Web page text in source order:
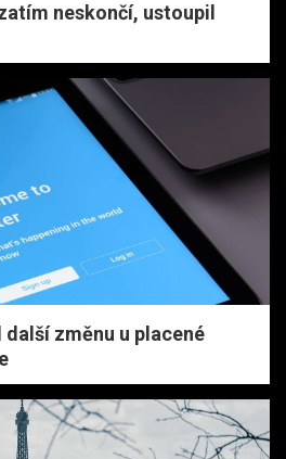
neskončí, ustoupil
změnu u placené